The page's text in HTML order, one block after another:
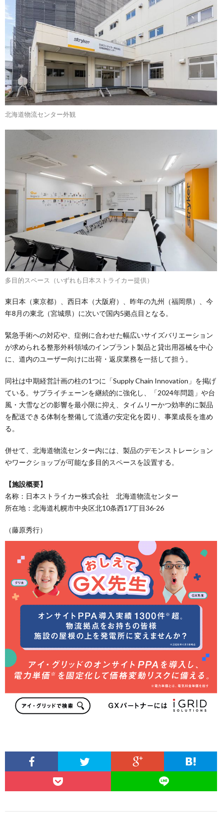
北海道物流センター外観
多目的スペース（いずれも日本ストライカー提供）
東日本（東京都）、西日本（大阪府）、昨年の九州（福岡県）、今
年8月の東北（宮城県）に次いで国内5拠点目となる。
緊急手術への対応や、症例に合わせた幅広いサイズバリエーション
が求められる整形外科領域のインプラント製品と貸出用器械を中心
に、道内のユーザー向けに出荷・返戻業務を一括して担う。
同社は中期経営計画の柱の1つに「Supply Chain Innovation」を掲げ
ている。サプライチェーンを継続的に強化し、「2024年問題」や台
風・大雪などの影響を最小限に抑え、タイムリーかつ効率的に製品
を配送できる体制を整備して流通の安定化を図り、事業成長を進め
る。
併せて、北海道物流センター内には、製品のデモンストレーション
やワークショップが可能な多目的スペースを設置する。
【施設概要】
名称：日本ストライカー株式会社 北海道物流センター
所在地：北海道札幌市中央区北10条西17丁目36-26
（藤原秀行）